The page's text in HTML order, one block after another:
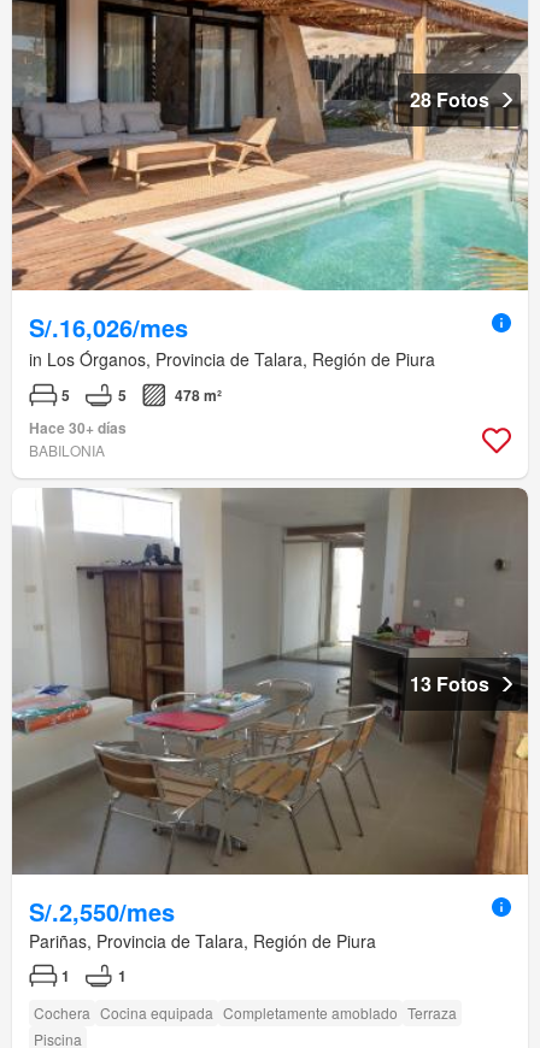
28 Fotos
S/.16,026/mes
in Los Órganos, Provincia de Talara, Región de Piura
5 5
478 m²
Hace 30+ días
BABILONIA
13 Fotos
S/.2,550/mes
Pariñas, Provincia de Talara, Región de Piura
1 1
Cochera Cocina equipada Completamente amoblado Terraza
Piscina